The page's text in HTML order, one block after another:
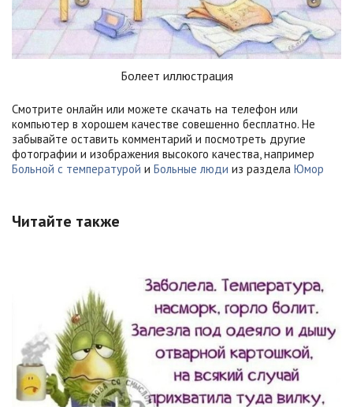
Болеет иллюстрация
Смотрите онлайн или можете скачать на телефон или
компьютер в хорошем качестве совешенно бесплатно. Не
забывайте оставить комментарий и посмотреть другие
фотографии и изображения высокого качества, например
Больной с температурой и Больные люди из раздела Юмор
Читайте также